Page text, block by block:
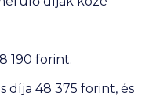
190 forint.
díja 48 375 forint, és